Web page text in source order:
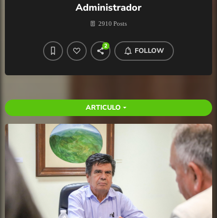
Administrador
2910 Posts
2
FOLLOW
ARTICULO arrow_drop_down